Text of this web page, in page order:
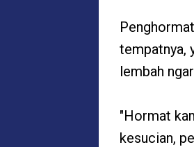
tempatnya,
lembah
"Hormat
kesucian,